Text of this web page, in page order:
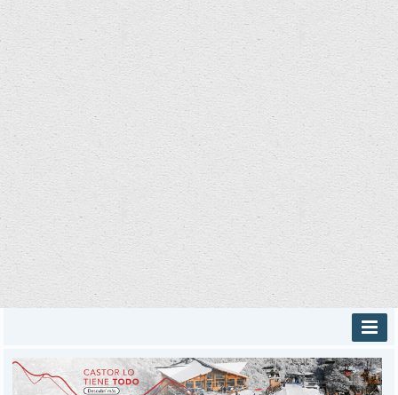
INICIO
PROVINCIALES